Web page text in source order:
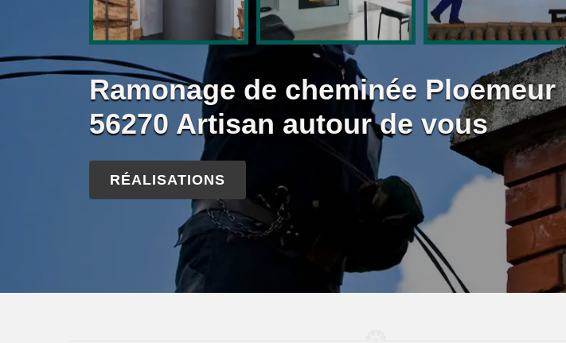
Ramonage de cheminée Ploemeur
56270 Artisan autour de vous
RÉALISATIONS